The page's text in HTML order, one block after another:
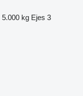
5.000 kg Ejes 3